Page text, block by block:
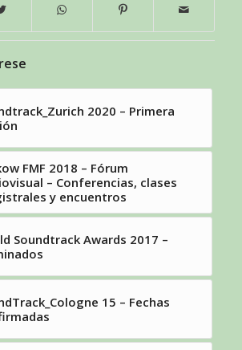
2020 – Primera
FMF 2018 – Fórum
– Conferencias, clases
y encuentros
Soundtrack Awards 2017 –
15 – Fechas